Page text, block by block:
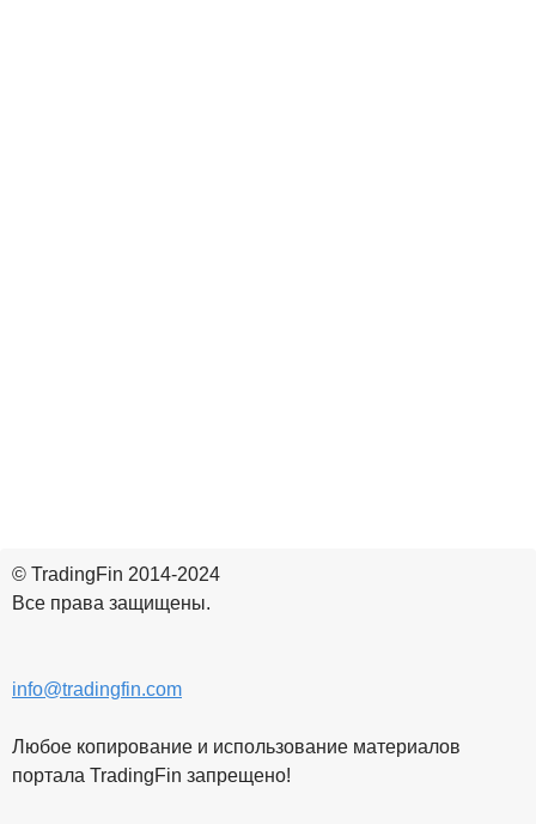
© TradingFin 2014-2024
Все права защищены.
info@tradingfin.com
Любое копирование и использование материалов
портала TradingFin запрещено!